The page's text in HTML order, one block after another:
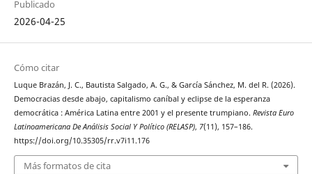
Publicado
2026-04-25
Cómo citar
Luque Brazán, J. C., Bautista Salgado, A. G., & García Sánchez, M. del R. (2026).
Democracias desde abajo, capitalismo caníbal y eclipse de la esperanza
democrática : América Latina entre 2001 y el presente trumpiano. Revista Euro
Latinoamericana De Análisis Social Y Político (RELASP), 7(11), 157–186.
https://doi.org/10.35305/rr.v7i11.176
Más formatos de cita